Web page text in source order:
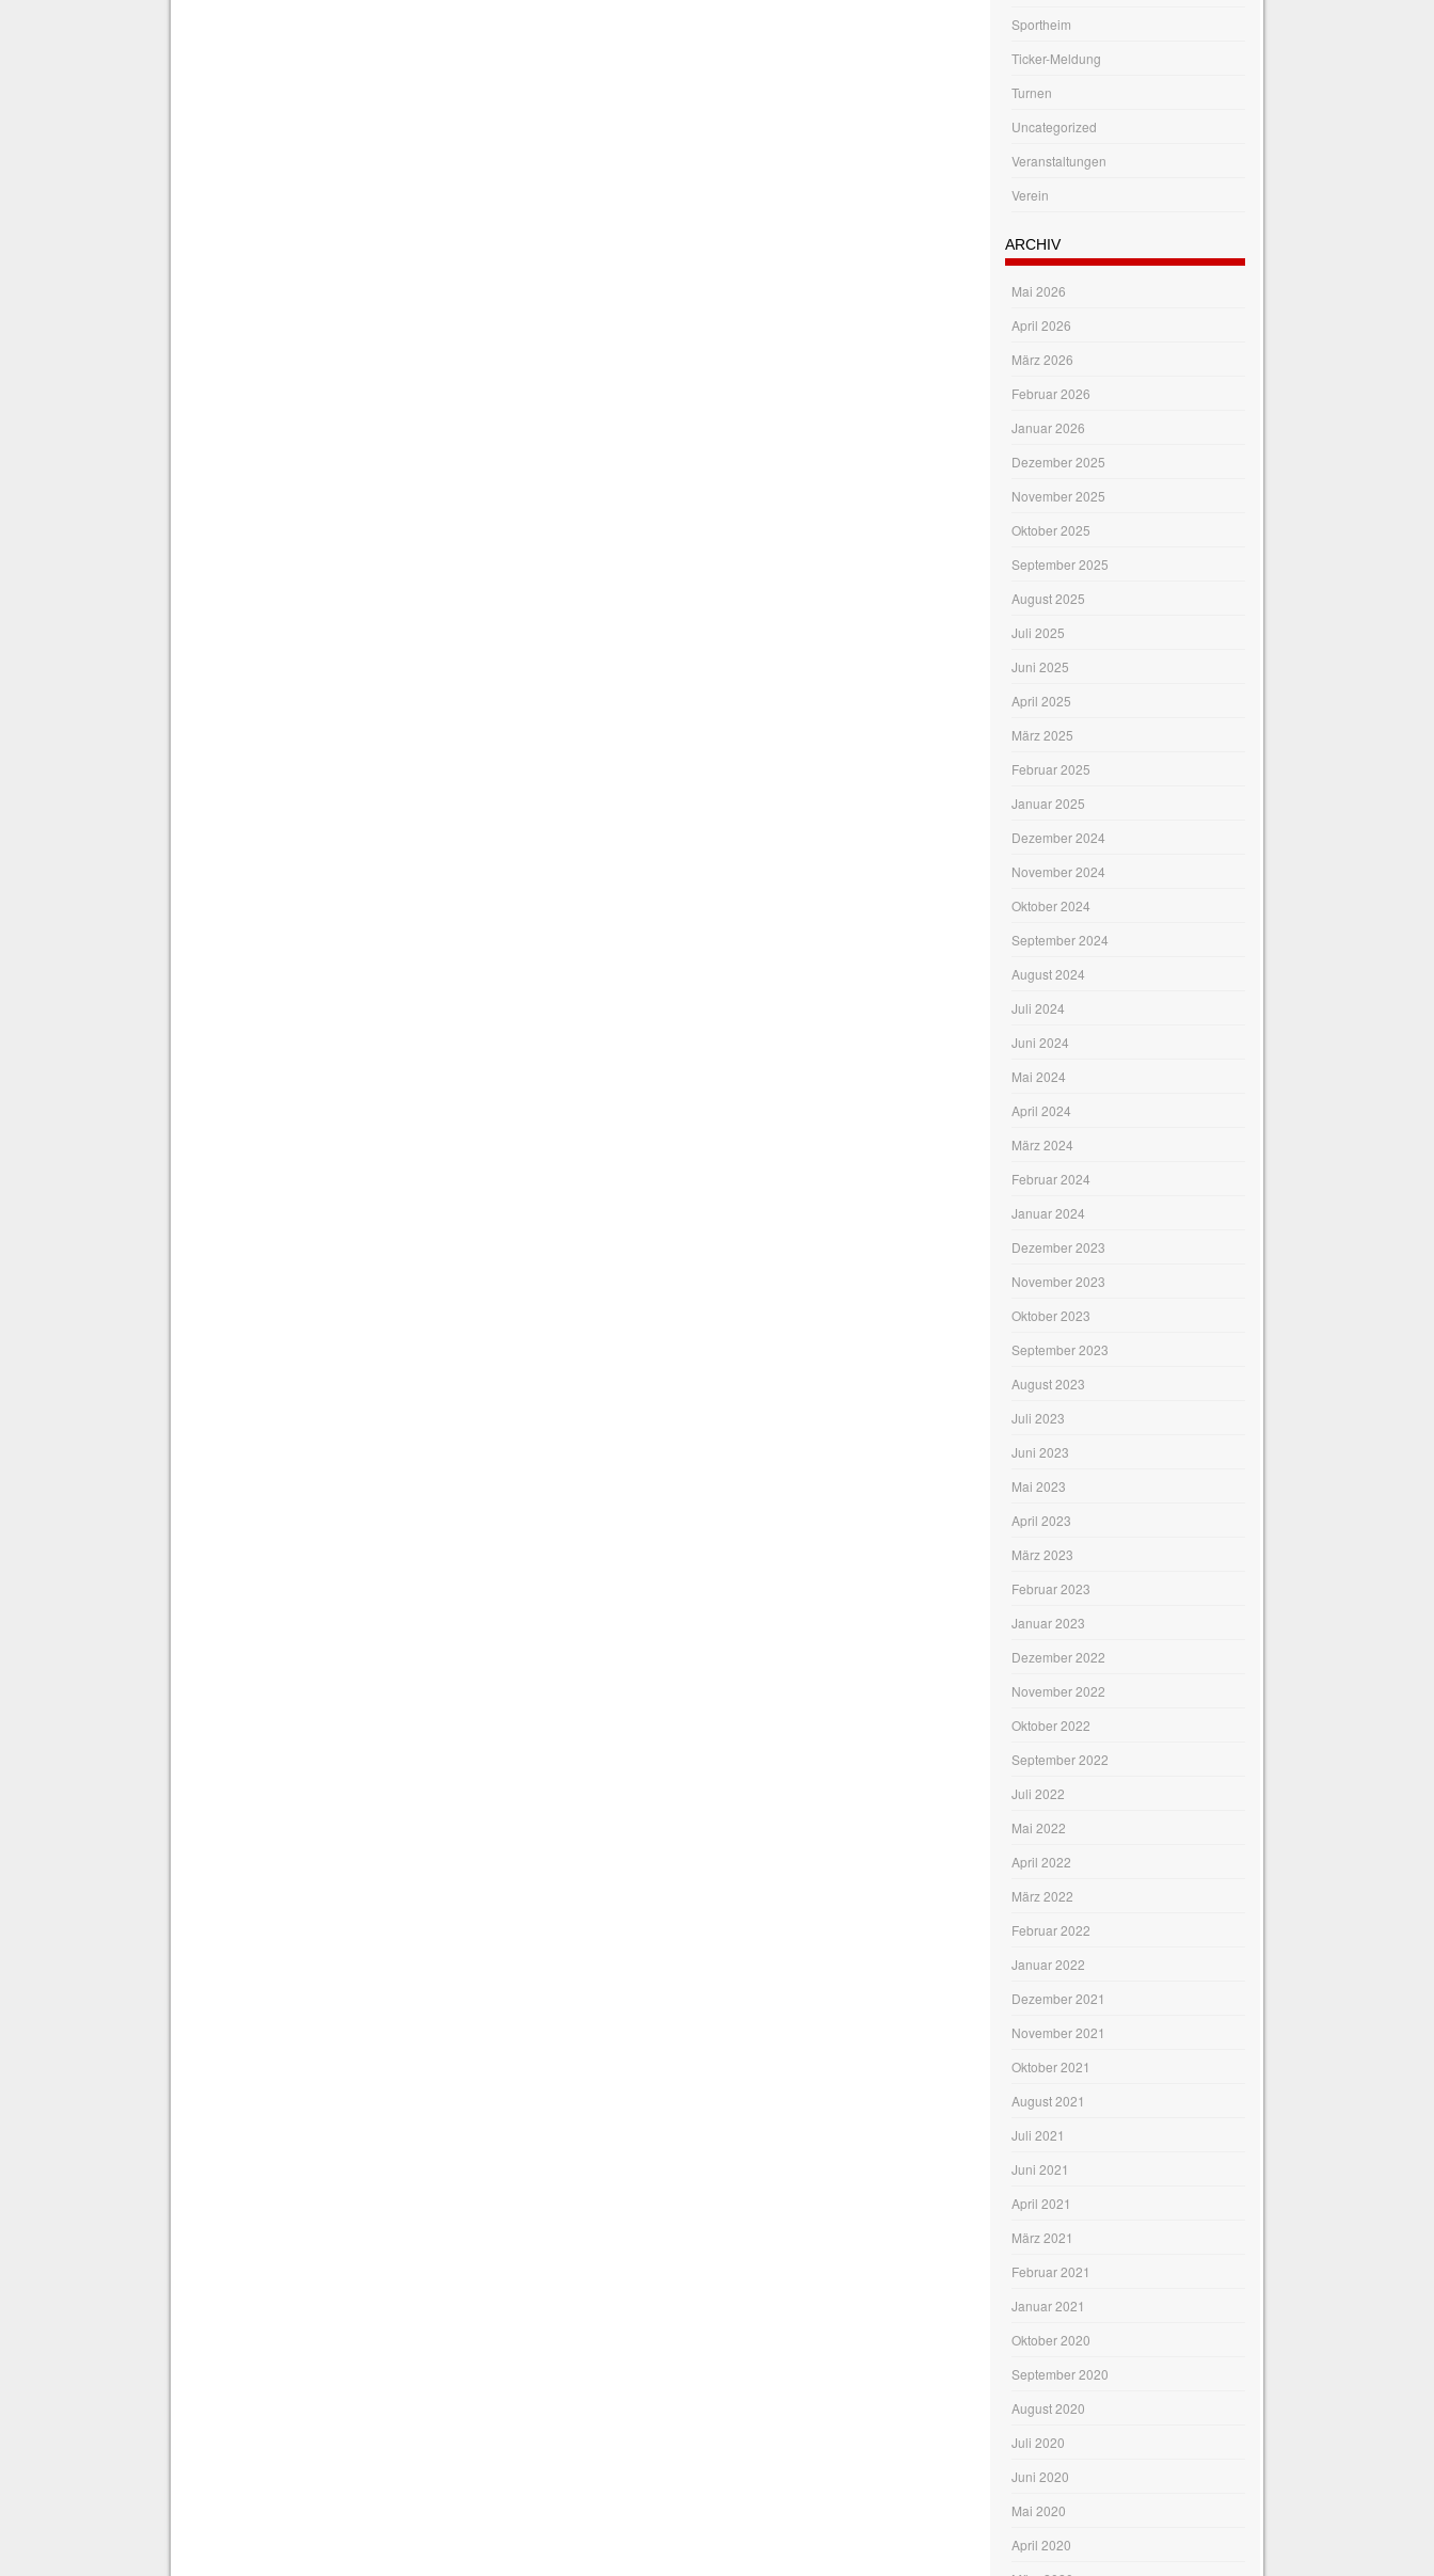
Sportheim
Ticker-Meldung
Turnen
Uncategorized
Veranstaltungen
Verein
ARCHIV
Mai 2026
April 2026
März 2026
Februar 2026
Januar 2026
Dezember 2025
November 2025
Oktober 2025
September 2025
August 2025
Juli 2025
Juni 2025
April 2025
März 2025
Februar 2025
Januar 2025
Dezember 2024
November 2024
Oktober 2024
September 2024
August 2024
Juli 2024
Juni 2024
Mai 2024
April 2024
März 2024
Februar 2024
Januar 2024
Dezember 2023
November 2023
Oktober 2023
September 2023
August 2023
Juli 2023
Juni 2023
Mai 2023
April 2023
März 2023
Februar 2023
Januar 2023
Dezember 2022
November 2022
Oktober 2022
September 2022
Juli 2022
Mai 2022
April 2022
März 2022
Februar 2022
Januar 2022
Dezember 2021
November 2021
Oktober 2021
August 2021
Juli 2021
Juni 2021
April 2021
März 2021
Februar 2021
Januar 2021
Oktober 2020
September 2020
August 2020
Juli 2020
Juni 2020
Mai 2020
April 2020